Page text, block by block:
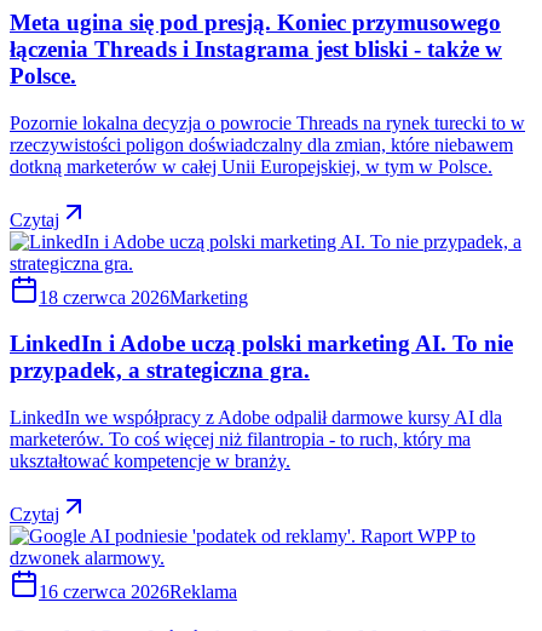
Meta ugina się pod presją. Koniec przymusowego
łączenia Threads i Instagrama jest bliski - także w
Polsce.
Pozornie lokalna decyzja o powrocie Threads na rynek turecki to w
rzeczywistości poligon doświadczalny dla zmian, które niebawem
dotkną marketerów w całej Unii Europejskiej, w tym w Polsce.
Czytaj
18 czerwca 2026Marketing
LinkedIn i Adobe uczą polski marketing AI. To nie
przypadek, a strategiczna gra.
LinkedIn we współpracy z Adobe odpalił darmowe kursy AI dla
marketerów. To coś więcej niż filantropia - to ruch, który ma
ukształtować kompetencje w branży.
Czytaj
16 czerwca 2026Reklama